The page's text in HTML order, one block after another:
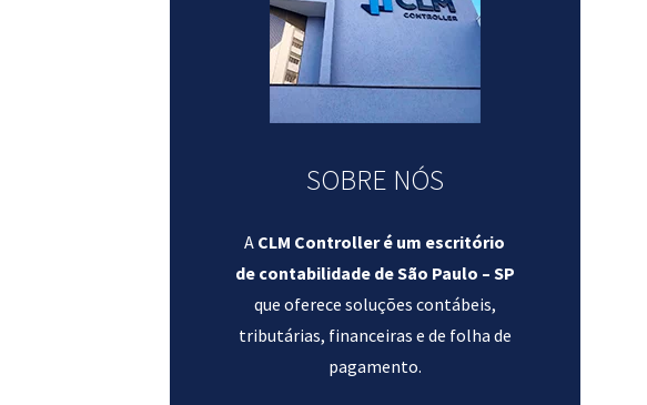
SOBRE NÓS
A CLM Controller é um escritório
de contabilidade de São Paulo – SP
que oferece soluções contábeis,
tributárias, financeiras e de folha de
pagamento.